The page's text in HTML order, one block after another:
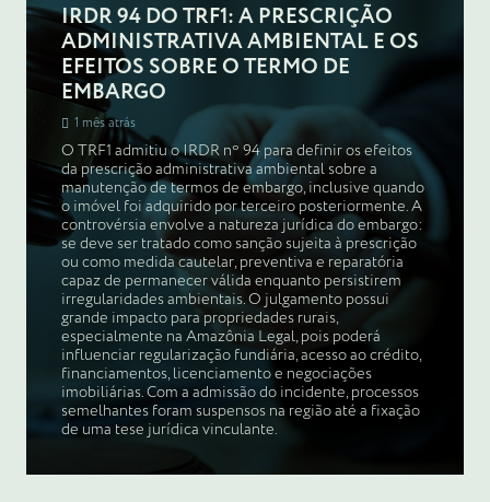
IRDR 94 DO TRF1: A PRESCRIÇÃO
ADMINISTRATIVA AMBIENTAL E OS
EFEITOS SOBRE O TERMO DE
EMBARGO
1 mês atrás
O TRF1 admitiu o IRDR nº 94 para definir os efeitos
da prescrição administrativa ambiental sobre a
manutenção de termos de embargo, inclusive quando
o imóvel foi adquirido por terceiro posteriormente. A
controvérsia envolve a natureza jurídica do embargo:
se deve ser tratado como sanção sujeita à prescrição
ou como medida cautelar, preventiva e reparatória
capaz de permanecer válida enquanto persistirem
irregularidades ambientais. O julgamento possui
grande impacto para propriedades rurais,
especialmente na Amazônia Legal, pois poderá
influenciar regularização fundiária, acesso ao crédito,
financiamentos, licenciamento e negociações
imobiliárias. Com a admissão do incidente, processos
semelhantes foram suspensos na região até a fixação
de uma tese jurídica vinculante.